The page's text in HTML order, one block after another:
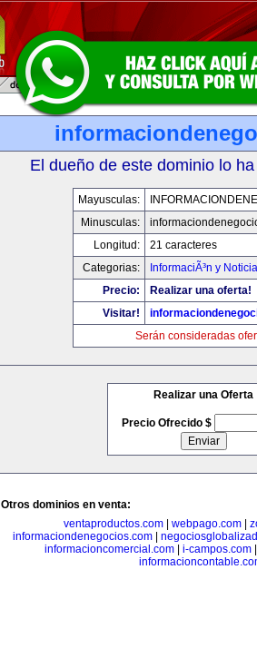
El dueño de este dominio lo
Mayusculas:
Minusculas:
Longitud:
21 caracteres
Categorias:
InformaciÃ³n y
Precio:
Realizar una oferta!
Visitar!
Serán consideradas
Realizar una Oferta
Precio Ofrecido $
Otros dominios en venta:
ventaproductos.com
webpago.com
informaciondenegocios.com|
informacioncomercial.com| i-campos.com